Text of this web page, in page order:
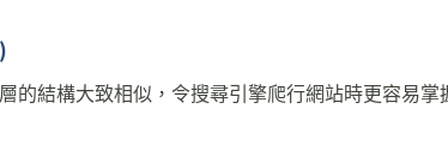
的結構大致相似，令搜尋引擎爬行網站時更容易